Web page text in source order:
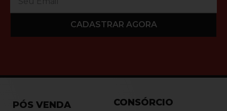
CADASTRAR AGORA
PÓS VENDA CONSÓRCIO